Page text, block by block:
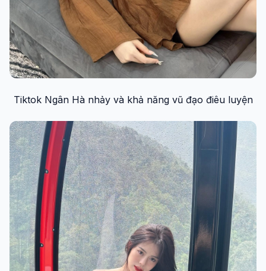
Tiktok Ngân Hà nhảy và khả năng vũ đạo điêu luyện